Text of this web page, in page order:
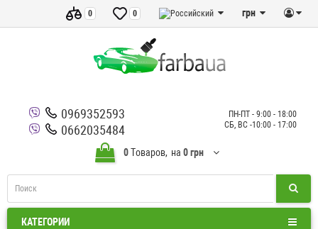
грн
0
0
0969352593
0662035484
ПН-ПТ - 9:00 - 18:00
СБ, ВС -10:00 - 17:00
0Tоваров, на 0 грн
КАТЕГОРИИ